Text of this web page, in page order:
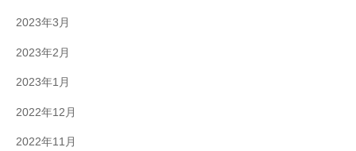
2023年3月
2023年2月
2023年1月
2022年12月
2022年11月